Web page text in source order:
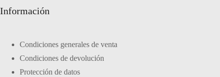
Información
Condiciones generales de venta
Condiciones de devolución
Protección de datos